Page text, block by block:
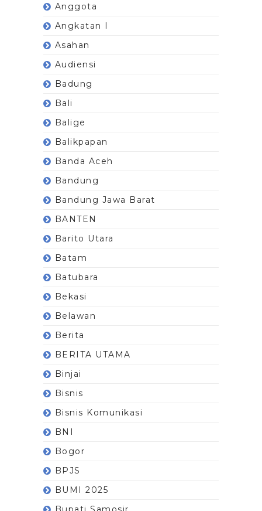
Anggota
Angkatan I
Asahan
Audiensi
Badung
Bali
Balige
Balikpapan
Banda Aceh
Bandung
Bandung Jawa Barat
BANTEN
Barito Utara
Batam
Batubara
Bekasi
Belawan
Berita
BERITA UTAMA
Binjai
Bisnis
Bisnis Komunikasi
BNI
Bogor
BPJS
BUMI 2025